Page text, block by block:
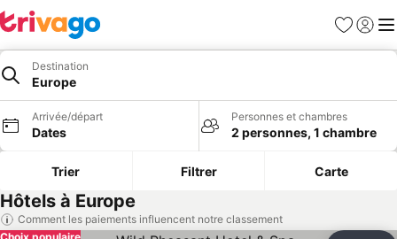
Favoris
Se
Destination
Europe
Arrivée/départ
Dates
Personnes et chambres
2 personnes, 1 chambre
Trier Filtrer Carte
Hôtels à Europe
Comment les paiements influencent notre classement